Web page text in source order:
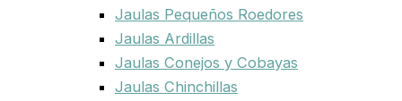
Jaulas Pequeños Roedores
Jaulas Ardillas
Jaulas Conejos y Cobayas
Jaulas Chinchillas